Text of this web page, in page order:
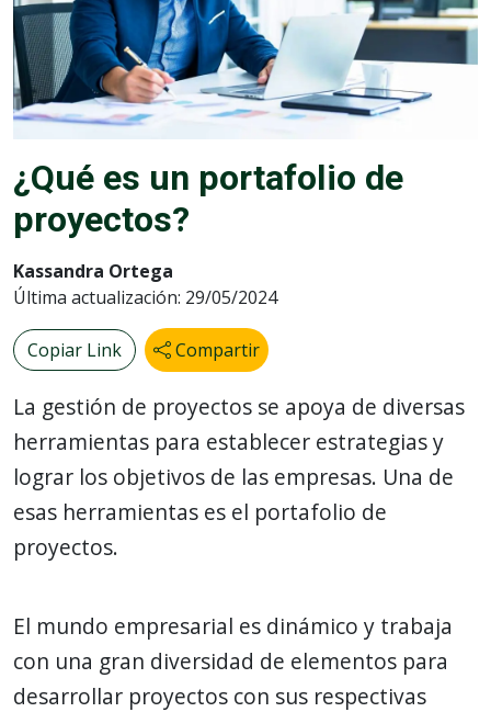
¿Qué es un portafolio de
proyectos?
Kassandra Ortega
Última actualización: 29/05/2024
Copiar Link Compartir
La gestión de proyectos se apoya de diversas
herramientas para establecer estrategias y
lograr los objetivos de las empresas. Una de
esas herramientas es el portafolio de
proyectos.
El mundo empresarial es dinámico y trabaja
con una gran diversidad de elementos para
desarrollar proyectos con sus respectivas